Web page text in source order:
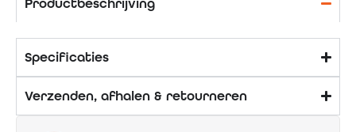
Specificaties
Verzenden, afhalen & retourneren